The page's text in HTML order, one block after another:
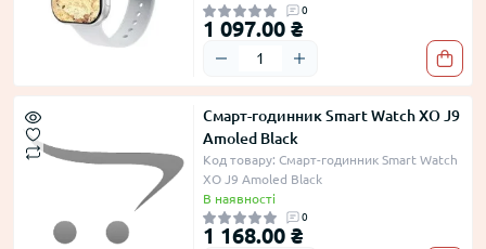
0
1 097.00 ₴
Смарт-годинник Smart Watch XO J9
Amoled Black
Код товару: Смарт-годинник Smart Watch
XO J9 Amoled Black
В наявності
0
1 168.00 ₴